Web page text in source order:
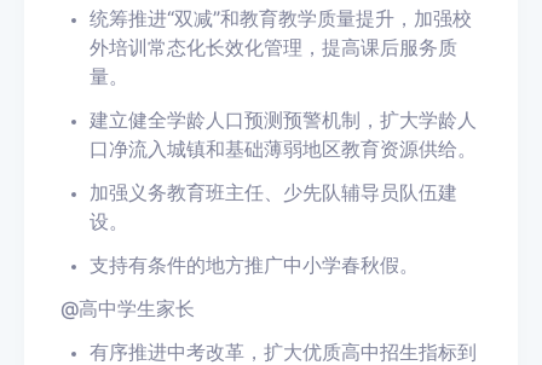
统筹推进“双减”和教育教学质量提升，加强校
外培训常态化长效化管理， 提高课后服务质
量。
建立健全学龄人口预测预警机制，扩大学龄人
口净流入城镇和基础薄弱地区教育资源供给。
加强义务教育班主任、少先队辅导员队伍建
设。
支持有条件的地方推广中小学春秋假。
@高中学生家长
有序推进中考改革 ，扩大优质高中招生指标到